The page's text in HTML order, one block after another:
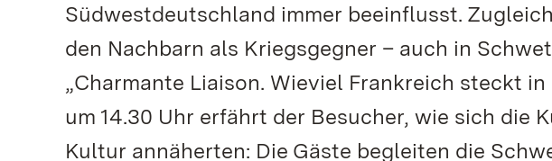
Südwestdeutschland immer beeinflusst.
den Nachbarn als Kriegsgegner – auch in
„Charmante Liaison. Wieviel Frankreich steckt
um 14.30 Uhr erfährt der Besucher, wie sich die
Kultur annäherten: Die Gäste begleiten die